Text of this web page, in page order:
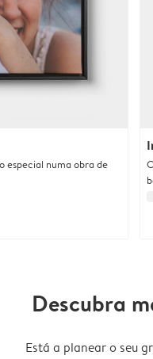
especial numa obra de
Descubra
Está a planear o seu